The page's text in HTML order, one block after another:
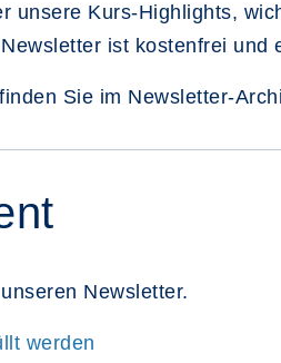
unsere Kurs-Highlights,
ist kostenfrei und
Sie im Newsletter-
Newsletter.
werden